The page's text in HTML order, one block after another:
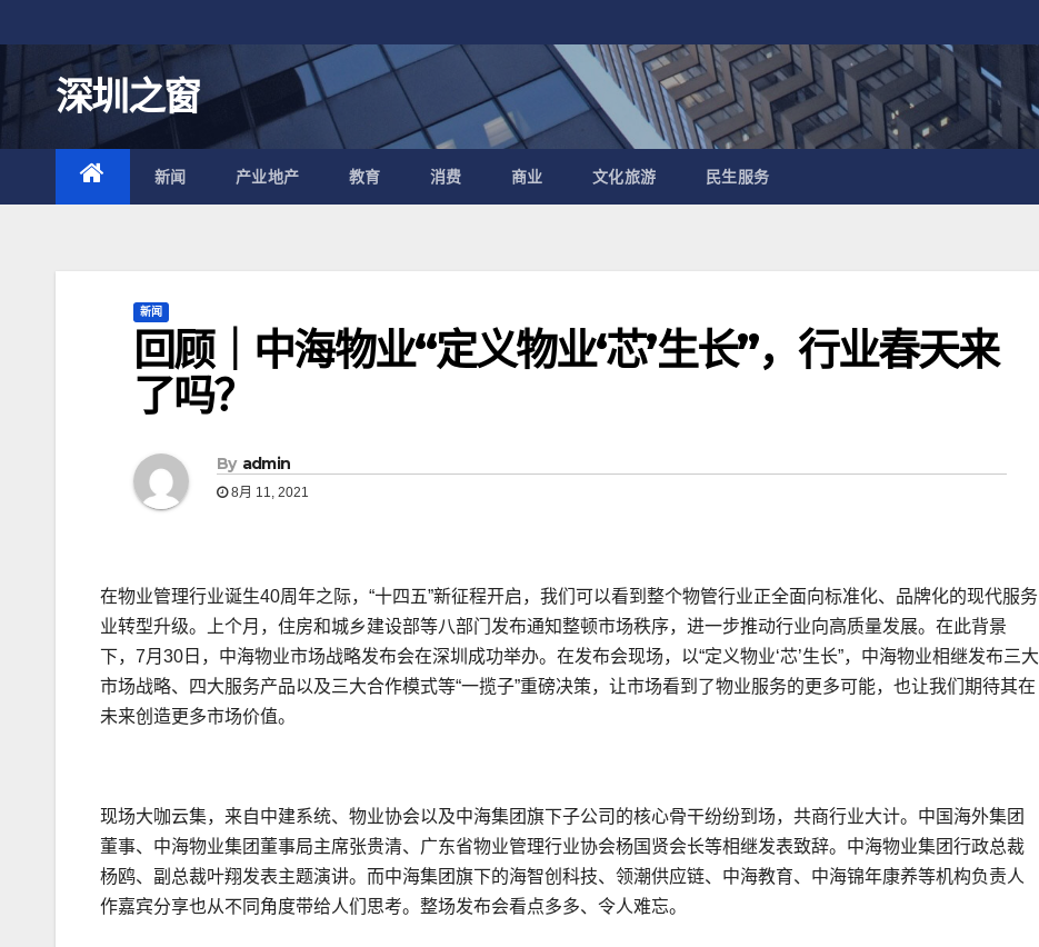
至
内
容
深圳之窗
新闻 产业地产 教育 消费 商业 文化旅游 民生服务
新闻
回顾｜中海物业“定义物业‘芯’生长”，行业春天来
了吗？
By admin
8月 11, 2021
在物业管理行业诞生40周年之际，“十四五”新征程开启，我们可以看到整个物管行业正全面向标准化、品牌化的现代服务
业转型升级。上个月，住房和城乡建设部等八部门发布通知整顿市场秩序，进一步推动行业向高质量发展。在此背景
下，7月30日，中海物业市场战略发布会在深圳成功举办。在发布会现场，以“定义物业‘芯’生长”，中海物业相继发布三大
市场战略、四大服务产品以及三大合作模式等“一揽子”重磅决策，让市场看到了物业服务的更多可能，也让我们期待其在
未来创造更多市场价值。
现场大咖云集，来自中建系统、物业协会以及中海集团旗下子公司的核心骨干纷纷到场，共商行业大计。中国海外集团
董事、中海物业集团董事局主席张贵清、广东省物业管理行业协会杨国贤会长等相继发表致辞。中海物业集团行政总裁
杨鸥、副总裁叶翔发表主题演讲。而中海集团旗下的海智创科技、领潮供应链、中海教育、中海锦年康养等机构负责人
作嘉宾分享也从不同角度带给人们思考。整场发布会看点多多、令人难忘。